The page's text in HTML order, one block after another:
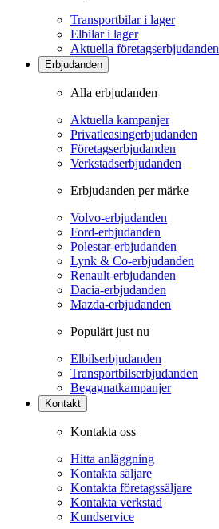
Transportbilar i lager
Elbilar i lager
Aktuella företagserbjudanden
Erbjudanden
Alla erbjudanden
Aktuella kampanjer
Privatleasingerbjudanden
Företagserbjudanden
Verkstadserbjudanden
Erbjudanden per märke
Volvo-erbjudanden
Ford-erbjudanden
Polestar-erbjudanden
Lynk & Co-erbjudanden
Renault-erbjudanden
Dacia-erbjudanden
Mazda-erbjudanden
Populärt just nu
Elbilserbjudanden
Transportbilserbjudanden
Begagnatkampanjer
Kontakt
Kontakta oss
Hitta anläggning
Kontakta säljare
Kontakta företagssäljare
Kontakta verkstad
Kundservice